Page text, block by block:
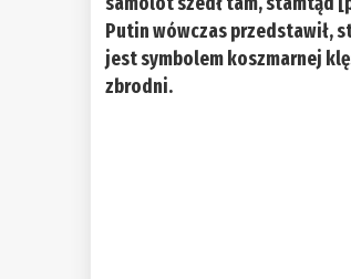
Putin wówczas przedstawił,
jest symbolem koszmarnej
zbrodni.